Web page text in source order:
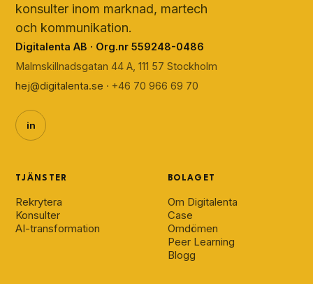
konsulter inom marknad, martech
och kommunikation.
Digitalenta AB · Org.nr 559248-0486
Malmskillnadsgatan 44 A, 111 57 Stockholm
hej@digitalenta.se · +46 70 966 69 70
in
TJÄNSTER
Rekrytera
Konsulter
AI-transformation
BOLAGET
Om Digitalenta
Case
Omdömen
Peer Learning
Blogg